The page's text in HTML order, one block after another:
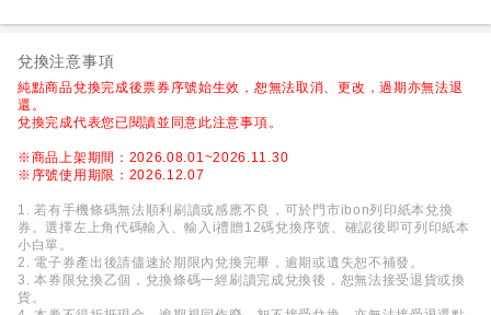
兌換注意事項
純點商品兌換完成後票券序號始生效，恕無法取消、更改，過期亦無法退
還。
兌換完成代表您已閱讀並同意此注意事項。
※商品上架期間：2026.08.01~2026.11.30
※序號使用期限：2026.12.07
1. 若有手機條碼無法順利刷讀或感應不良，可於門市ibon列印紙本兌換
券。選擇左上角代碼輸入、輸入i禮贈12碼兌換序號、確認後即可列印紙本
小白單。
2. 電子券產出後請儘速於期限內兌換完畢，逾期或遺失恕不補發。
3. 本券限兌換乙個，兌換條碼一經刷讀完成兌換後，恕無法接受退貨或換
貨。